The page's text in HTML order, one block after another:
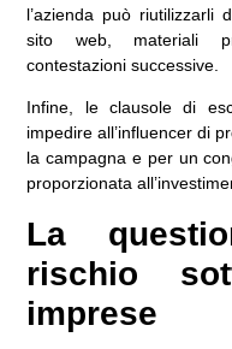
l’azienda può riutilizzarli
sito web, materiali
contestazioni successive.
Infine, le clausole di
impedire all’influencer di
la campagna e per un
proporzionata
La
rischio
imprese